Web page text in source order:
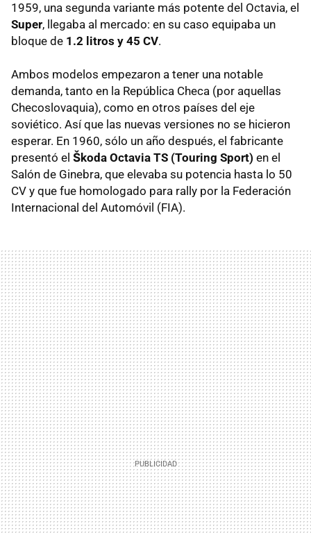
1959, una segunda variante más potente del Octavia, el
Super, llegaba al mercado: en su caso equipaba un
bloque de 1.2 litros y 45 CV.
Ambos modelos empezaron a tener una notable
demanda, tanto en la República Checa (por aquellas
Checoslovaquia), como en otros países del eje
soviético. Así que las nuevas versiones no se hicieron
esperar. En 1960, sólo un año después, el fabricante
presentó el Škoda Octavia TS (Touring Sport) en el
Salón de Ginebra, que elevaba su potencia hasta lo 50
CV y que fue homologado para rally por la Federación
Internacional del Automóvil (FIA).